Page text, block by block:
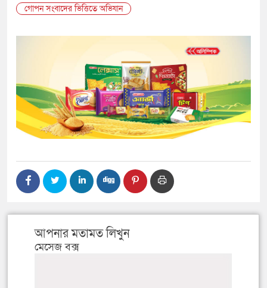
গোপন সংবাদের ভিত্তিতে অভিযান
আপনার মতামত লিখুন
মেসেজ বক্স